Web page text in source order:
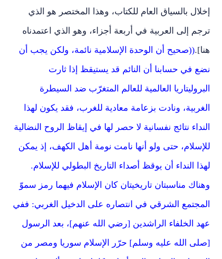
إخلال بالسياق العام للكتاب، وهذا المختصر هو الذي
ترجم إلى العربية في أربعة أجزاء، وهو الذي اعتمدناه
هنا].((صحيح أن الوحدة الإسلامية نائمة، ولكن يجب أن
نضع في حسابنا أن النائم قد يستيقظ إذا ثارت
البروليتاريا العالمية للعالم المتغرّب ضد السيطرة
الغربية، ونادت بزعامة معادية للغرب، فقد يكون لهذا
النداء نتائج نفسانية لا حصر لها في إيقاظ الروح النضالية
للإسلام، حتى ولو أنها نامت نومة أهل الكهف، إذ يمكن
لهذا النداء أن يوقظ أصداء التاريخ البطولي للإسلام.
وهناك مناسبتان تاريخيتان كان الإسلام فيهما رمز سموّ
المجتمع الشرقي في انتصاره على الدخيل الغربي: ففي
عهد الخلفاء الراشدين [رضي الله عنهم]، بعد الرسول
[صلى الله عليه وسلم] حرّر الإسلام سوريا ومصر من